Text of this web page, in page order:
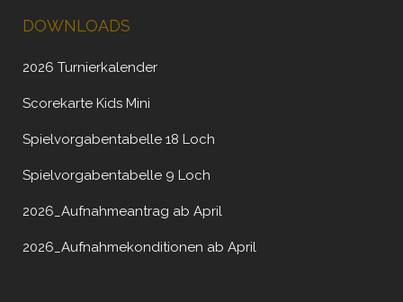
DOWNLOADS
2026 Turnierkalender
Scorekarte Kids Mini
Spielvorgabentabelle 18 Loch
Spielvorgabentabelle 9 Loch
2026_Aufnahmeantrag ab April
2026_Aufnahmekonditionen ab April